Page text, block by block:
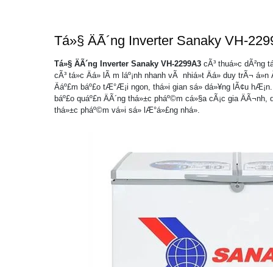
Tá»§ ÄÃ´ng Inverter Sanaky VH-
Tá»§ ÄÃ´ng Inverter Sanaky VH-2299A3 cÃ³ thuá»c dÃ²ng
cÃ³ tá»c Äá» lÃ m láº¡nh nhanh vÃ nhiá»t Äá» duy trÃ¬
Äáº£m báº£o tÆ°Æ¡i ngon, thá»i gian sá»­ dá»¥ng lÃ¢u
báº£o quáº£n ÄÃ´ng thá»±c pháº©m cá»§a cÃ¡c gia ÄÃ¬nh,
thá»±c pháº©m vá»i sá» lÆ°á»£ng nhá».